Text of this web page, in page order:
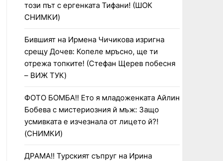
този път с ергенката Тифани! (ШОК
СНИМКИ)
Бившият на Ирмена Чичикова изригна
срещу Дочев: Копеле мръсно, ще ти
отрежа топките! (Стефан Щерев побесня
– ВИЖ ТУК)
ФОТО БОМБА!! Ето я младоженката Айлин
Бобева с мистериозния й мъж: Защо
усмивката е изчезнала от лицето й?!
(СНИМКИ)
ДРАМА!! Турският съпруг на Ирина